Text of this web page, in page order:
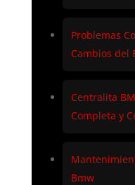
Problemas
Cambios del
Centralita
Completa y
Bmw